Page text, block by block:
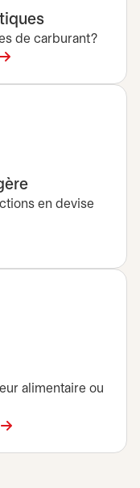
de carburant?
en devise
alimentaire ou